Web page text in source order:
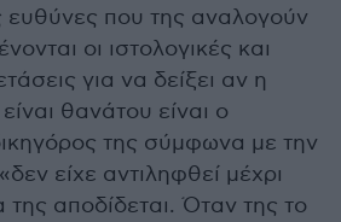
ευθύνες που της αναλογούν
οι ιστολογικές και
για να δείξει αν η
θανάτου είναι ο
της σύμφωνα με την
είχε αντιληφθεί μέχρι
της αποδίδεται. Όταν της το